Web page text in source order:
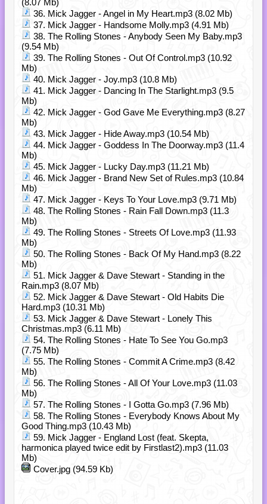
(8.07 Mb)
36. Mick Jagger - Angel in My Heart.mp3 (8.02 Mb)
37. Mick Jagger - Handsome Molly.mp3 (4.91 Mb)
38. The Rolling Stones - Anybody Seen My Baby.mp3
(9.54 Mb)
39. The Rolling Stones - Out Of Control.mp3 (10.92
Mb)
40. Mick Jagger - Joy.mp3 (10.8 Mb)
41. Mick Jagger - Dancing In The Starlight.mp3 (9.5
Mb)
42. Mick Jagger - God Gave Me Everything.mp3 (8.27
Mb)
43. Mick Jagger - Hide Away.mp3 (10.54 Mb)
44. Mick Jagger - Goddess In The Doorway.mp3 (11.4
Mb)
45. Mick Jagger - Lucky Day.mp3 (11.21 Mb)
46. Mick Jagger - Brand New Set of Rules.mp3 (10.84
Mb)
47. Mick Jagger - Keys To Your Love.mp3 (9.71 Mb)
48. The Rolling Stones - Rain Fall Down.mp3 (11.3
Mb)
49. The Rolling Stones - Streets Of Love.mp3 (11.93
Mb)
50. The Rolling Stones - Back Of My Hand.mp3 (8.22
Mb)
51. Mick Jagger & Dave Stewart - Standing in the
Rain.mp3 (8.07 Mb)
52. Mick Jagger & Dave Stewart - Old Habits Die
Hard.mp3 (10.31 Mb)
53. Mick Jagger & Dave Stewart - Lonely This
Christmas.mp3 (6.11 Mb)
54. The Rolling Stones - Hate To See You Go.mp3
(7.75 Mb)
55. The Rolling Stones - Commit A Crime.mp3 (8.42
Mb)
56. The Rolling Stones - All Of Your Love.mp3 (11.03
Mb)
57. The Rolling Stones - I Gotta Go.mp3 (7.96 Mb)
58. The Rolling Stones - Everybody Knows About My
Good Thing.mp3 (10.43 Mb)
59. Mick Jagger - England Lost (feat. Skepta,
harmonica played twice edit by Firstlast2).mp3 (11.03
Mb)
Cover.jpg (94.59 Kb)